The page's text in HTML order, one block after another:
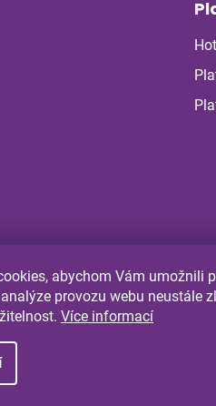
abychom Vám umožnili
provozu webu neustále
Více informací
Shoptet.cz
vyhrazena.